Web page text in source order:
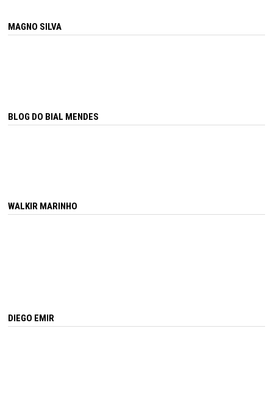
MAGNO SILVA
BLOG DO BIAL MENDES
WALKIR MARINHO
DIEGO EMIR